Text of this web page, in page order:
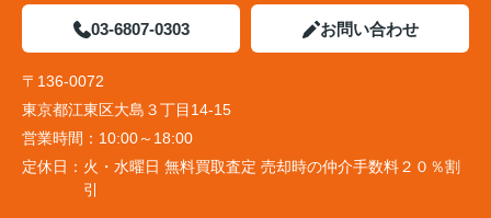
03-6807-0303 お問い合わせ
〒136-0072
東京都江東区大島３丁目14-15
営業時間： 10:00～18:00
定休日： 火・水曜日 無料買取査定 売却時の仲介手数料２０％割
引